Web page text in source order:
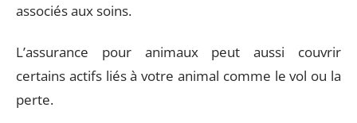
associés aux soins.
L’assurance pour animaux peut aussi couvrir
certains actifs liés à votre animal comme le vol ou la
perte.